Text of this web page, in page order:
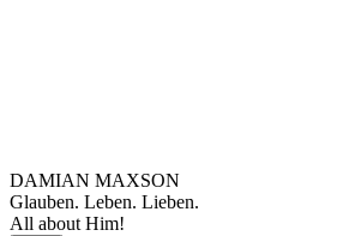
DAMIAN MAXSON
Glauben. Leben. Lieben.
All about Him!